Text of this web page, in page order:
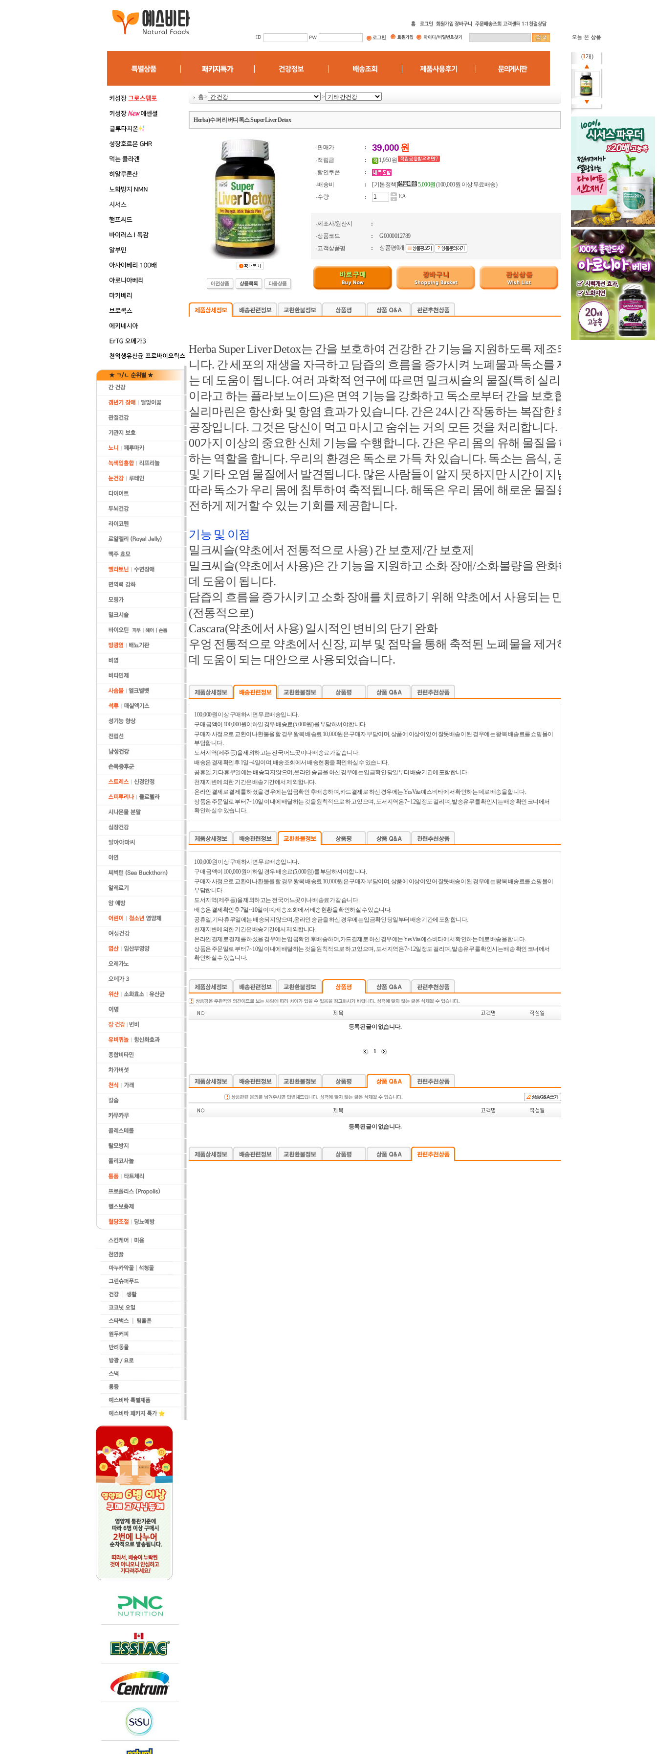
홈> >
Herba)수퍼 리버디톡스 Super Liver Detox
판매가 : 39,000원
적립금 :
1,950 원
할인쿠폰
:
배송비
: [기본정책] 5,000원 (100,000원 이상 무료배송)
수량
: EA
제조사/원산지
:
상품코드
:
G0000012789
고객상품평
: 상품평0개
Herba Super Liver Detox는 간을 보호하여 건강한 간 기능을 지원하도록 제조되었습
니다. 간 세포의 재생을 자극하고 담즙의 흐름을 증가시켜 노폐물과 독소를 제거하
는 데 도움이 됩니다. 여러 과학적 연구에 따르면 밀크씨슬의 물질(특히 실리마린
이라고 하는 플라보노이드)은 면역 기능을 강화하고 독소로부터 간을 보호합니다.
실리마린은 항산화 및 항염 효과가 있습니다. 간은 24시간 작동하는 복잡한 화학
공장입니다. 그것은 당신이 먹고 마시고 숨쉬는 거의 모든 것을 처리합니다. 간은 5
00가지 이상의 중요한 신체 기능을 수행합니다. 간은 우리 몸의 유해 물질을 해독
하는 역할을 합니다. 우리의 환경은 독소로 가득 차 있습니다. 독소는 음식, 공기, 물
및 기타 오염 물질에서 발견됩니다. 많은 사람들이 알지 못하지만 시간이 지남에
따라 독소가 우리 몸에 침투하여 축적됩니다. 해독은 우리 몸에 해로운 물질을 안
전하게 제거할 수 있는 기회를 제공합니다.
기능 및 이점
밀크씨슬(약초에서 전통적으로 사용) 간 보호제/간 보호제
밀크씨슬(약초에서 사용)은 간 기능을 지원하고 소화 장애/소화불량을 완화하는
데 도움이 됩니다.
담즙의 흐름을 증가시키고 소화 장애를 치료하기 위해 약초에서 사용되는 민들레
(전통적으로)
Cascara(약초에서 사용) 일시적인 변비의 단기 완화
우엉 전통적으로 약초에서 신장, 피부 및 점막을 통해 축적된 노폐물을 제거하는
데 도움이 되는 대안으로 사용되었습니다.
100,000원 이상 구매하시면 무료배송입니다.
구매 금액이 100,000원이하일 경우 배송료(5,000원)를 부담하셔야 합니다.
구매자 사정으로 교환이나 환불을 할 경우 왕복 배송료 10,000원은 구매자 부담이며, 상품에 이상이 있어 잘못배송이 된 경우에는 왕복 배송료를 쇼핑몰이
부담합니다.
도서지역(제주등)을 제외하고는 전국 어느곳이나 배송료가 같습니다.
배송은 결제확인후 1일~4일이며,배송조회에서 배송현황을 확인하실 수 있습니다.
공휴일,기타 휴무일에는 배송되지 않으며,온라인 송금을 하신 경우에는 입금확인 당일부터 배송기간에 포함합니다.
천재지변에 의한 기간은 배송기간에서 제외합니다.
온라인 결제로 결제를 하셨을 경우에는 입금확인 후 배송하며,카드결제로 하신 경우에는 YesVita 예스비타에서 확인하는 데로 배송을 합니다.
상품은 주문일로 부터 7~10일 이내에 배달하는 것을 원칙적으로 하고 있으며, 도서지역은 7~12일정도 걸리며, 발송유무를 확인시는 배송 확인 코너에서
확인하실 수 있습니다.
100,000원 이상 구매하시면 무료배송입니다.
구매 금액이 100,000원이하일 경우 배송료(5,000원)를 부담하셔야 합니다.
구매자 사정으로 교환이나 환불을 할 경우 왕복 배송료 10,000원은 구매자 부담이며, 상품에 이상이 있어 잘못배송이 된 경우에는 왕복 배송료를 쇼핑몰이
부담합니다.
도서지역(제주등)을 제외하고는 전국 어느곳이나 배송료가 같습니다.
배송은 결제확인후 7일~10일이며,배송조회에서 배송현황을 확인하실 수 있습니다.
공휴일,기타 휴무일에는 배송되지 않으며,온라인 송금을 하신 경우에는 입금확인 당일부터 배송기간에 포함합니다.
천재지변에 의한 기간은 배송기간에서 제외합니다.
온라인 결제로 결제를 하셨을 경우에는 입금확인 후 배송하며,카드결제로 하신 경우에는 YesVita 예스비타에서 확인하는 데로 배송을 합니다.
상품은 주문일로 부터 7~10일 이내에 배달하는 것을 원칙적으로 하고 있으며, 도서지역은 7~12일정도 걸리며, 발송유무를 확인시는 배송 확인 코너에서
확인하실 수 있습니다.
등록된 글이 없습니다.
1
등록된 글이 없습니다.
(1개)